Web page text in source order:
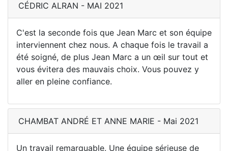
CÉDRIC ALRAN - MAI 2021
C'est la seconde fois que Jean Marc et son équipe
interviennent chez nous. A chaque fois le travail a
été soigné, de plus Jean Marc a un œil sur tout et
vous évitera des mauvais choix. Vous pouvez y
aller en pleine confiance.
CHAMBAT ANDRÉ ET ANNE MARIE - Mai 2021
Un travail remarquable. Une équipe sérieuse de